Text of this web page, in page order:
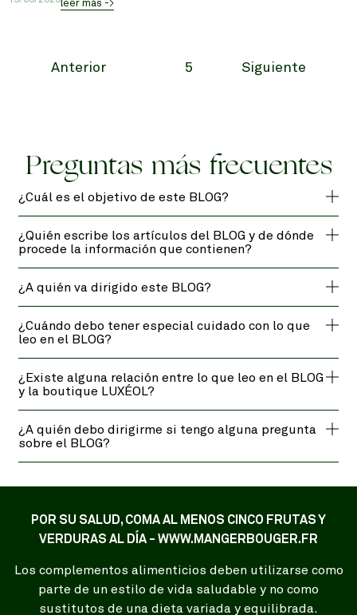
leer más ->
Anterior 5 Siguiente
Preguntas más frecuentes
¿Cuál es el objetivo de este BLOG?
¿Quién escribe los artículos del BLOG y de dónde
procede la información que contienen?
¿A quién va dirigido este BLOG?
¿Cuándo debo tener especial cuidado con lo que
leo en el BLOG?
¿Existe alguna relación entre lo que leo en el BLOG
y la boutique LUXÉOL?
¿A quién debo dirigirme si tengo alguna pregunta
sobre el BLOG?
POR SU SALUD, COMA AL MENOS CINCO FRUTAS Y
VERDURAS AL DÍA - WWW.MANGERBOUGER.FR
Los complementos alimenticios deben utilizarse como
parte de un estilo de vida saludable y no como
sustitutos de una dieta variada y equilibrada.